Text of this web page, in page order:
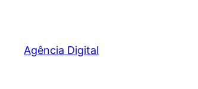
Agência Digital